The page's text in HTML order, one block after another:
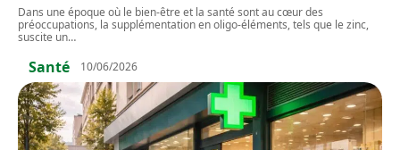
Dans une époque où le bien-être et la santé sont au cœur des
préoccupations, la supplémentation en oligo-éléments, tels que le zinc,
suscite un…
Santé 10/06/2026